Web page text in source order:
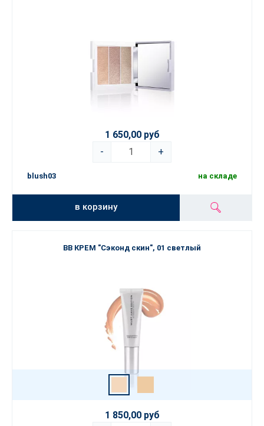
1 650,00 руб
-
+
blush03 на складе
в корзину
BB КРЕМ "Сэконд скин", 01 светлый
1 850,00 руб